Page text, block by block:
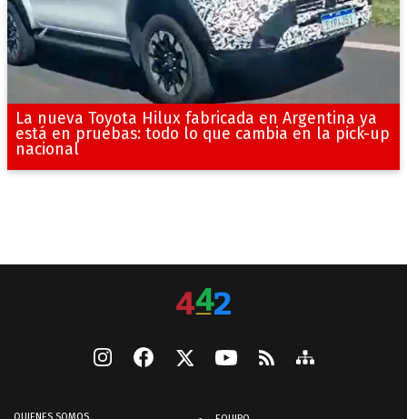
La nueva Toyota Hilux fabricada en Argentina ya
está en pruebas: todo lo que cambia en la pick-up
nacional